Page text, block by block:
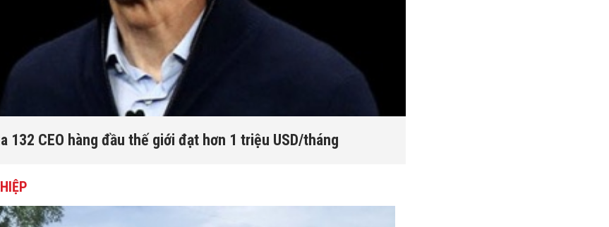
132 CEO hàng đầu thế giới đạt hơn 1 triệu USD/tháng